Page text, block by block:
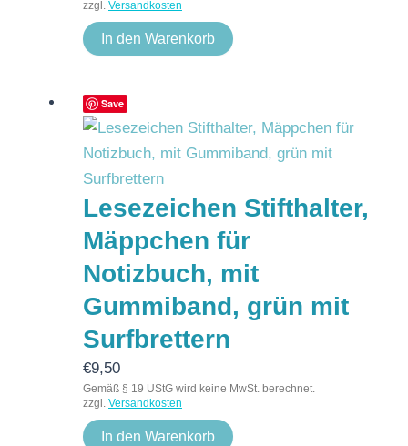
zzgl. Versandkosten
In den Warenkorb
Save
Lesezeichen Stifthalter,
Mäppchen für
Notizbuch, mit
Gummiband, grün mit
Surfbrettern
€9,50
Gemäß § 19 UStG wird keine MwSt. berechnet.
zzgl. Versandkosten
In den Warenkorb